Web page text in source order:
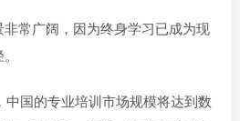
常广阔，因为终身学习已成为现
国的专业培训市场规模将达到数